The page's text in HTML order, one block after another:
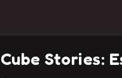
Cube Stories: